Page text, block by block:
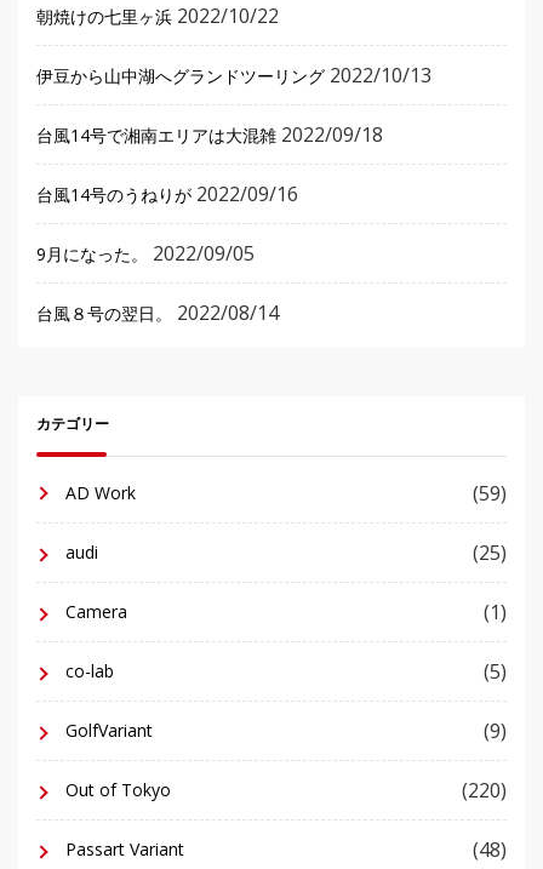
朝焼けの七里ヶ浜 2022/10/22
伊豆から山中湖へグランドツーリング 2022/10/13
台風14号で湘南エリアは大混雑 2022/09/18
台風14号のうねりが 2022/09/16
9月になった。 2022/09/05
台風８号の翌日。 2022/08/14
カテゴリー
AD Work (59)
audi (25)
Camera (1)
co-lab (5)
GolfVariant (9)
Out of Tokyo (220)
Passart Variant (48)